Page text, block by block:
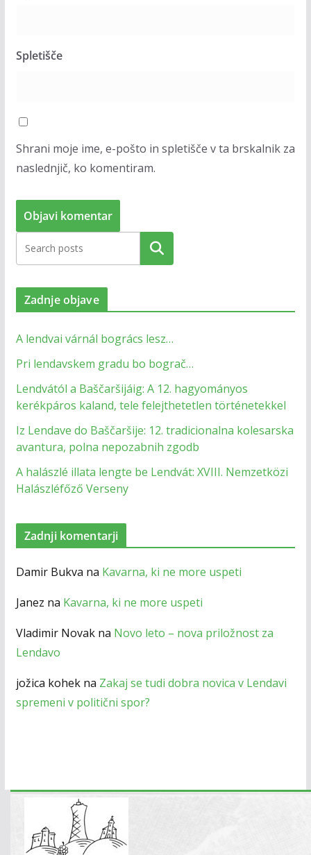
Spletišče
Shrani moje ime, e-pošto in spletišče v ta brskalnik za
naslednjič, ko komentiram.
Zadnje objave
A lendvai várnál bogrács lesz…
Pri lendavskem gradu bo bograč…
Lendvától a Baščaršijáig: A 12. hagyományos
kerékpáros kaland, tele felejthetetlen történetekkel
Iz Lendave do Baščaršije: 12. tradicionalna kolesarska
avantura, polna nepozabnih zgodb
A halászlé illata lengte be Lendvát: XVIII. Nemzetközi
Halászléfőző Verseny
Zadnji komentarji
Damir Bukva na Kavarna, ki ne more uspeti
Janez na Kavarna, ki ne more uspeti
Vladimir Novakna Novo leto – nova priložnost za
Lendavo
jožica kohekna Zakaj se tudi dobra novica v Lendavi
spremeni v politični spor?